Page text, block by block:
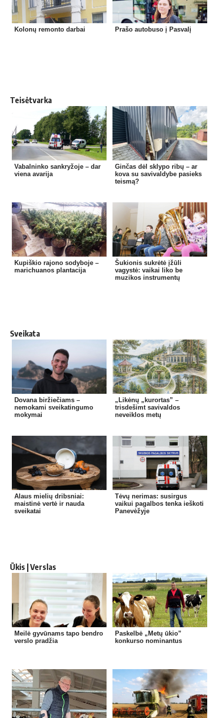
Kolonų remonto darbai Prašo autobuso į Pasvalį
Teisėtvarka
Vabalninko sankryžoje – dar
viena avarija
Ginčas dėl sklypo ribų – ar
kova su savivaldybe pasieks
teismą?
Kupiškio rajono sodyboje –
marichuanos plantacija
Šukionis sukrėtė įžūli
vagystė: vaikai liko be
muzikos instrumentų
Sveikata
Dovana biržiečiams –
nemokami sveikatingumo
mokymai
„Likėnų „kurortas” –
trisdešimt savivaldos
neveiklos metų
Alaus mielių dribsniai:
maistinė vertė ir nauda
sveikatai
Tėvų nerimas: susirgus
vaikui pagalbos tenka ieškoti
Panevėžyje
Ūkis | Verslas
Meilė gyvūnams tapo bendro
verslo pradžia
Paskelbė „Metų ūkio”
konkurso nominantus